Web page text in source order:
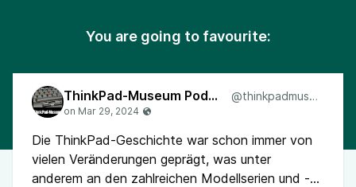
You are going to favourite:
ThinkPad-Museum Podcast @thinkpadmuseum
Die ThinkPad-Geschichte war schon immer von
vielen Veränderungen geprägt, was unter
anderem an den zahlreichen Modellserien und -